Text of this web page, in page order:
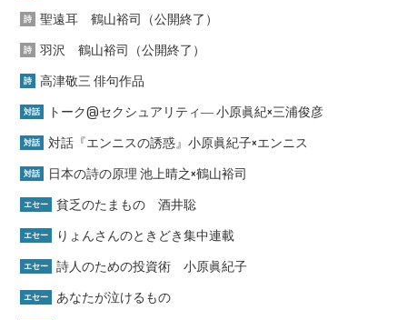
詩 聖遠耳 鶴山裕司（公開終了）
詩 羽沢 鶴山裕司（公開終了）
詩 高津敬三 俳句作品
対話 トーク@セクシュアリティ― 小原眞紀×三浦俊彦
対話 対話『エンニスの誘惑』小原眞紀子×エンニス
対話 日本の詩の原理 池上晴之×鶴山裕司
エセー 貧乏のたまもの 酒井聡
エセー りょんさんのときどき集中連載
エセー 詩人のための投資術 小原眞紀子
エセー あなたが泣けるもの